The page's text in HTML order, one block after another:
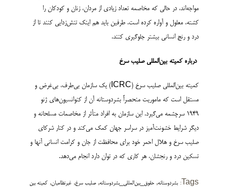
مواجه‌­اند، در حالی که مخاصمه تعداد زیادی از مردان، زنان و کودکان را
کشته، معلول و آواره کرده است. طرفین باید هم اینک تنش‌­زدایی کنند تا از
درد و رنج انسانی بیشتر جلوگیری کنند.
درباره کمیته بین‌­المللی صلیب سرخ
کمیته بین‌المللی صلیب سرخ (ICRC) یک سازمان بی‌طرف، بی‌غرض و
مستقل است که ماموریت منحصراً بشردوستانه آن از کنوانسیون‌های ژنو
1949 سرچشمه می‌گیرد. این سازمان به افراد متأثر از مخاصمات مسلحانه و
دیگر شرایط خشونت‌­آمیز در سراسر جهان کمک می‌کند و در کنار شرکای
صلیب سرخ و هلال احمر خود برای محافظت از جان و کرامت انسانی آنها و
تسکین درد و رنج­شان، هر کاری که در توان دارد انجام می‌دهد.
Tags: بشردوستانه,حقوق_بین‌المللی_بشردوستانه,صلیب سرخ, غیرنظامیان, کمیته بین